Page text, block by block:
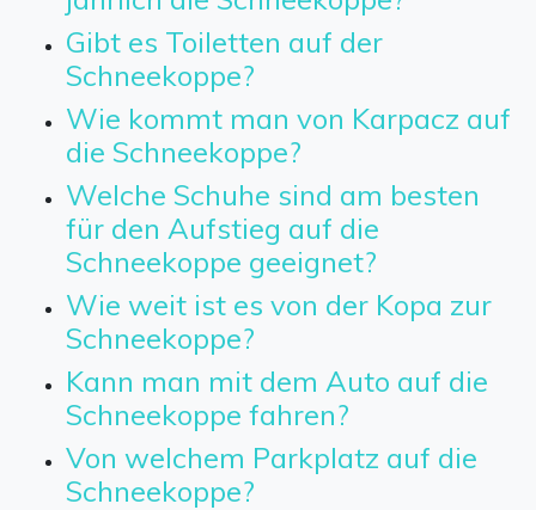
Gibt es Toiletten auf der
Schneekoppe?
Wie kommt man von Karpacz auf
die Schneekoppe?
Welche Schuhe sind am besten
für den Aufstieg auf die
Schneekoppe geeignet?
Wie weit ist es von der Kopa zur
Schneekoppe?
Kann man mit dem Auto auf die
Schneekoppe fahren?
Von welchem Parkplatz auf die
Schneekoppe?